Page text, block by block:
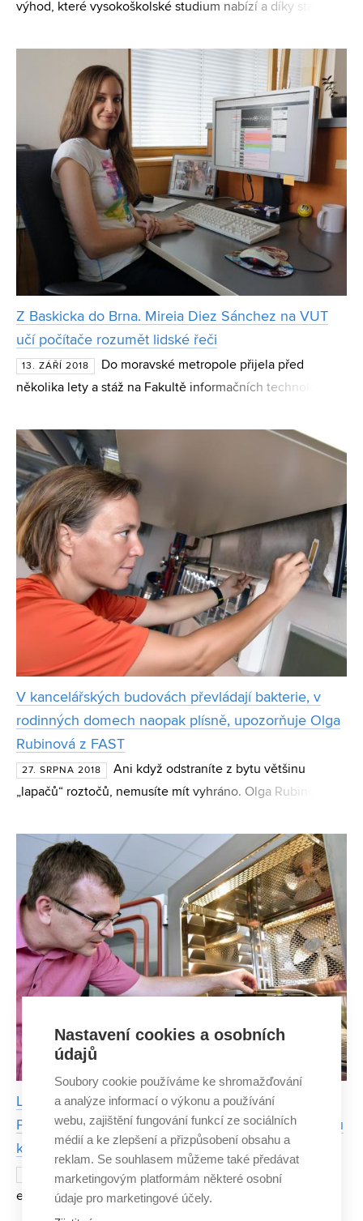
výhod, které vysokoškolské studium nabízí a díky stážím v
jeho návratu mu bylo svěřeno vedení vědeckého týmu,
Z Baskicka do Brna. Mireia Diez Sánchez na VUT
učí počítače rozumět lidské řeči
13. ZÁŘÍ 2018
Do moravské metropole přijela před
několika lety a stáž na Fakultě informačních technologií
Mireia Diez Sánchez pracuje v rámci Marie Curie
V kancelářských budovách převládají bakterie, v
rodinných domech naopak plísně, upozorňuje Olga
Rubinová z FAST
27. SRPNA 2018
Ani když odstraníte z bytu většinu
„lapačů“ roztočů, nemusíte mít vyhráno. Olga Rubinová z
vzduchu v interiérech už několik let. V rámci specifického
Lisování hroznů pomocí elektrického výboje?
Proděkan FEKT umí propojit elektrotechniku a lásku
k vinařství
22. SRPNA 2018
Jaroslav Koton je vystudovaný
elektrotechnik. A taky vystudovaný vinař. Již jako docent
Nastavení cookies a osobních
údajů
Soubory cookie používáme ke shromažďování
a analýze informací o výkonu a používání
webu, zajištění fungování funkcí ze sociálních
médií a ke zlepšení a přizpůsobení obsahu a
reklam. Se souhlasem můžeme také předávat
marketingovým platformám některé osobní
údaje pro marketingové účely.